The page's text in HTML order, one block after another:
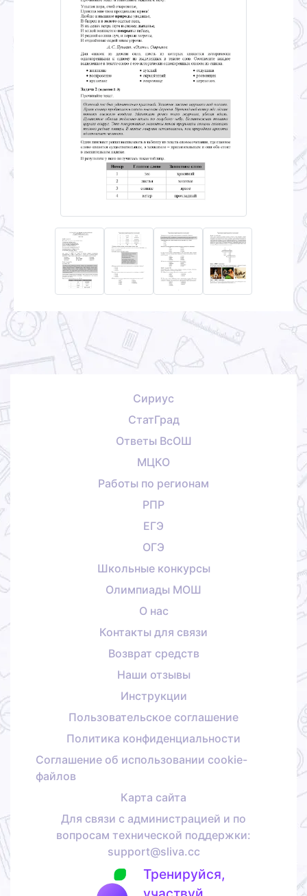
Сириус
СтатГрад
Ответы ВсОШ
МЦКО
Работы по регионам
РПР
ЕГЭ
ОГЭ
Школьные конкурсы
Олимпиады МОШ
О нас
Контакты для связи
Возврат средств
Наши отзывы
Инструкции
Пользовательское соглашение
Политика конфиденциальности
Соглашение об использовании cookie-
файлов
Карта сайта
Для связи с администрацией и по
вопросам технической поддержки:
support@sliva.cc
Тренируйся,